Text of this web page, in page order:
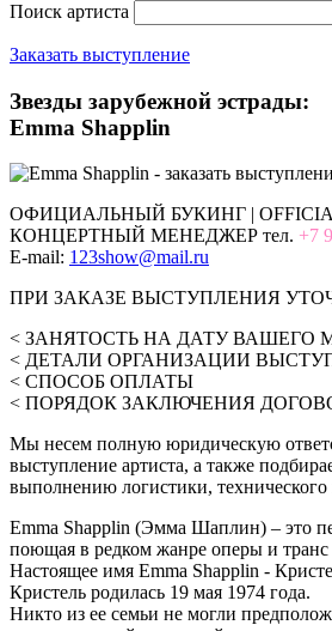
Поиск артиста
Заказать выступление
Звезды зарубежной эстрады:
Emma Shapplin
ОФИЦИАЛЬНЫЙ БУКИНГ |
КОНЦЕРТНЫЙ МЕНЕДЖЕР тел. +7
E-mail: 123show@mail.ru
ПРИ ЗАКАЗЕ ВЫСТУПЛЕНИЯ
< ЗАНЯТОСТЬ НА ДАТУ ВАШЕГО
< ДЕТАЛИ ОРГАНИЗАЦИИ
< СПОСОБ ОПЛАТЫ
< ПОРЯДОК ЗАКЛЮЧЕНИЯ
Мы несем полную юридическую
выступление артиста, а также
выполнению логистики, технического
Emma Shapplin (Эмма Шаплин) – это
поющая в редком жанре оперы и
Настоящее имя Emma Shapplin -
Кристель родилась 19 мая 1974 года.
Никто из ее семьи не могли